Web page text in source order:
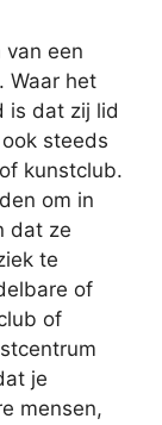
van een
Waar het
is dat zij lid
steeds
kunstclub.
om in
dat ze
te
of
of
je
mensen,